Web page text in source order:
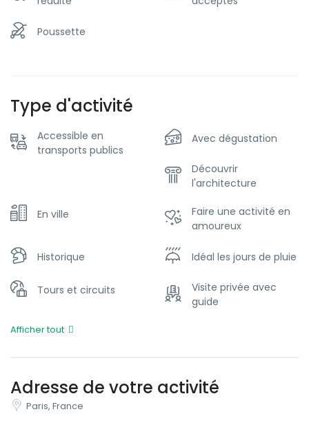
Poussette
Type d'activité
Accessible en
transports publics
Avec dégustation
Découvrir
l'architecture
En ville
Faire une activité en
amoureux
Historique Idéal les jours de pluie
Tours et circuits
Visite privée avec
guide
Afficher tout
Adresse de votre activité
Paris, France